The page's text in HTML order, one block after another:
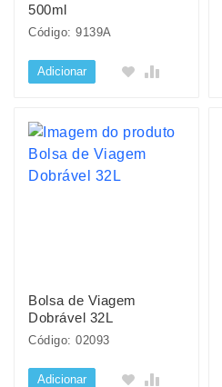
500ml
Código: 9139A
Adicionar
Bolsa de Viagem
Dobrável 32L
Código: 02093
Adicionar